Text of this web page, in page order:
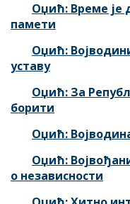
Оџић: Време је
памети
Оџић:
уставу
Оџић: За
борити
Оџић:
Оџић:
о независности